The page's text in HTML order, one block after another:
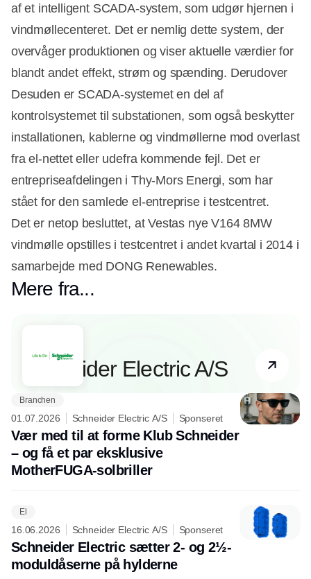
af et intelligent SCADA-system, som udgør hjernen i
vindmøllecenteret. Det er nemlig dette system, der
overvåger produktionen og viser aktuelle værdier for
blandt andet effekt, strøm og spænding. Derudover
Desuden er SCADA-systemet en del af
kontrolsystemet til substationen, som også beskytter
installationen, kablerne og vindmøllerne mod overlast
fra el-nettet eller udefra kommende fejl. Det er
entrepriseafdelingen i Thy-Mors Energi, som har
stået for den samlede el-entreprise i testcentret.
Det er netop besluttet, at Vestas nye V164 8MW
vindmølle opstilles i testcentret i andet kvartal i 2014 i
samarbejde med DONG Renewables.
Mere fra...
Partner
Schneider Electric A/S
Branchen
01.07.2026 Schneider Electric A/S Sponseret
Vær med til at forme Klub Schneider
– og få et par eksklusive
MotherFUGA-solbriller
El
16.06.2026 Schneider Electric A/S Sponseret
Schneider Electric sætter 2- og 2½-
moduldåserne på hylderne